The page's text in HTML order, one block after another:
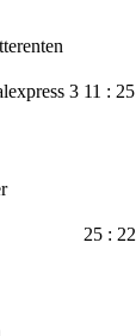
3 11 : 25
25 : 22